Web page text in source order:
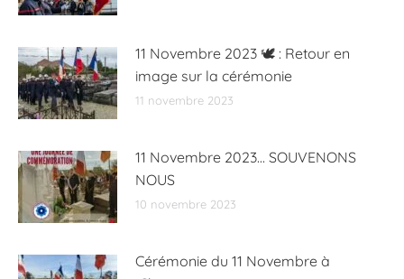
11 Novembre 2023 🕊️ : Retour en
image sur la cérémonie
11 novembre 2023
11 Novembre 2023… SOUVENONS
NOUS
10 novembre 2023
Cérémonie du 11 Novembre à